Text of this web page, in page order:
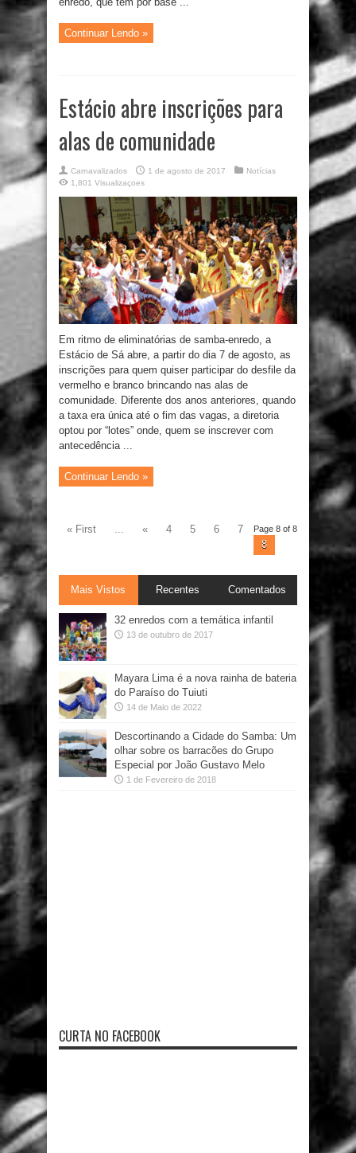
Continuar Lendo »
Estácio abre inscrições para
alas de comunidade
Carnavalizados 1 de agosto de 2017
Notícias
1,801 Visualizaçoes
Em ritmo de eliminatórias de samba-enredo, a
Estácio de Sá abre, a partir do dia 7 de agosto, as
inscrições para quem quiser participar do desfile da
vermelho e branco brincando nas alas de
comunidade. Diferente dos anos anteriores, quando
a taxa era única até o fim das vagas, a diretoria
optou por “lotes” onde, quem se inscrever com
antecedência ...
Continuar Lendo »
Page 8 of 8
« First ... « 4 5 6
7
8
Mais Vistos Recentes Comentados
32 enredos com a temática infantil
13 de outubro de 2017
Mayara Lima é a nova rainha de bateria
do Paraíso do Tuiuti
14 de Maio de 2022
Descortinando a Cidade do Samba: Um
olhar sobre os barracões do Grupo
Especial por João Gustavo Melo
1 de Fevereiro de 2018
CURTA NO FACEBOOK